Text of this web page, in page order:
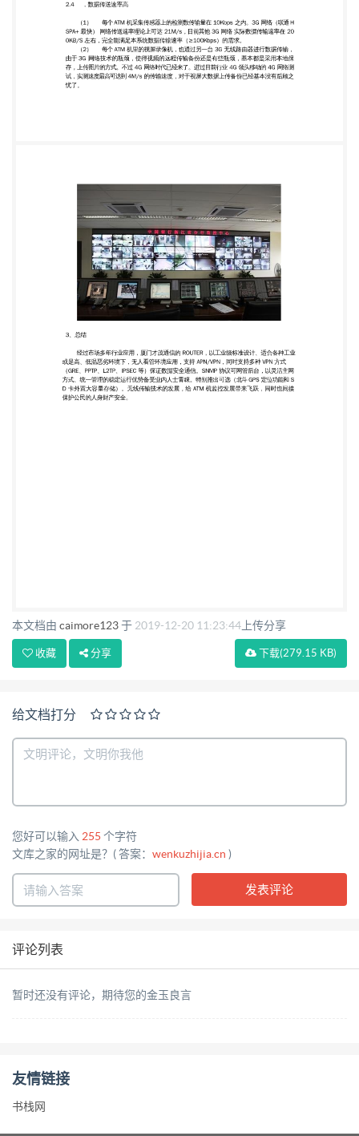
本文档由 caimore123于 2019-12-20 11:23:44 上传分享
下载(279.15 KB)
收藏 分享
给文档打分
您好可以输入 255 个字符
文库之家的网址是？( 答案： wenkuzhijia.cn )
评论列表
暂时还没有评论，期待您的金玉良言
友情链接
书栈网